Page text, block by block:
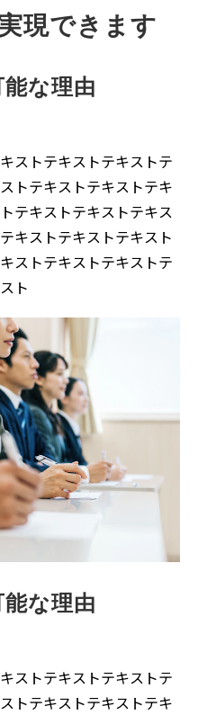
現できます
な理由
ストテキストテキストテ
トテキストテキストテキ
テキストテキストテキス
キストテキストテキスト
ストテキストテキストテ
ト
な理由
ストテキストテキストテ
トテキストテキストテキ